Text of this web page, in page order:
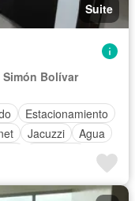
Suite
Bolívar
Estacionamiento
Jacuzzi
Agua